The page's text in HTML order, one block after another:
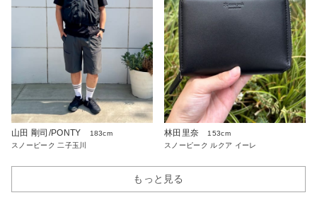
山田 剛司/PONTY
183cm
スノーピーク 二子玉川
林田里奈
153cm
スノーピーク ルクア イーレ
もっと見る